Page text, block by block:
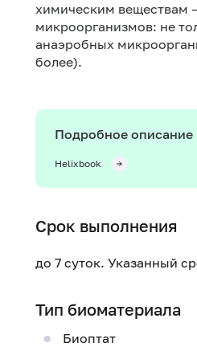
химическим веществам
микроорганизмов: не
анаэробных
более).
Подробное описание
Helixbook
Срок выполнения
до 7 суток. Указанный
Тип биоматериала
Биоптат